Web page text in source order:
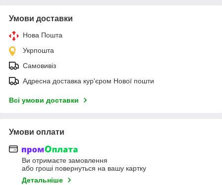
Умови доставки
Нова Пошта
Укрпошта
Самовивіз
Адресна доставка кур'єром Нової пошти
Всі умови доставки
Умови оплати
Ви отримаєте замовлення
або гроші повернуться на вашу картку
Детальніше